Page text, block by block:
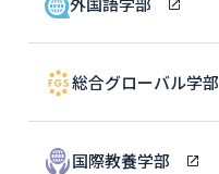
総合グローバル学部
国際教養学部